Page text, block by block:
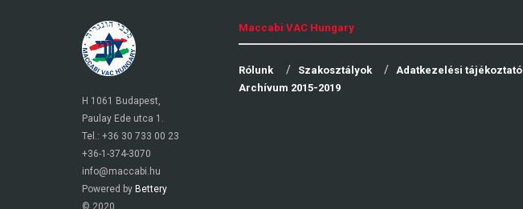
H 1061 Budapest,
Paulay Ede utca 1.
Tel.: +36 30 733 00 23
+36-1-374-3070
info@maccabi.hu
Powered by Bettery
© 2020
Maccabi VAC Hungary
Rólunk Szakosztályok Adatkezelési tájékoztató
Archívum 2015-2019